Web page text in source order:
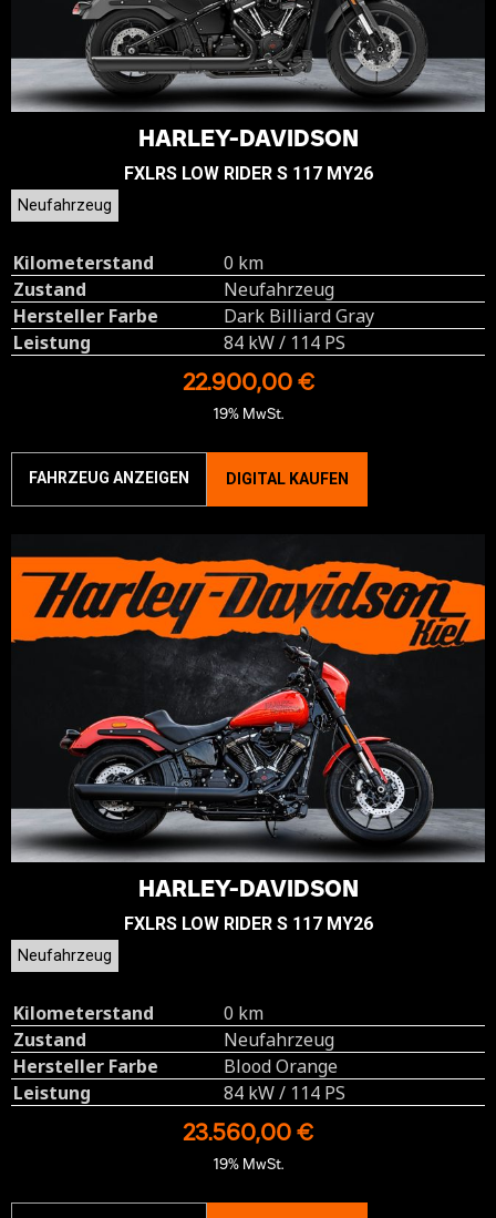
HARLEY-DAVIDSON
FXLRS LOW RIDER S 117 MY26
Neufahrzeug
Kilometerstand
0 km
Zustand
Neufahrzeug
Hersteller Farbe
Dark Billiard Gray
Leistung
84 kW / 114 PS
22.900,00 €
19% MwSt.
FAHRZEUG ANZEIGEN DIGITAL KAUFEN
HARLEY-DAVIDSON
FXLRS LOW RIDER S 117 MY26
Neufahrzeug
Kilometerstand
0 km
Zustand
Neufahrzeug
Hersteller Farbe
Blood Orange
Leistung
84 kW / 114 PS
23.560,00 €
19% MwSt.